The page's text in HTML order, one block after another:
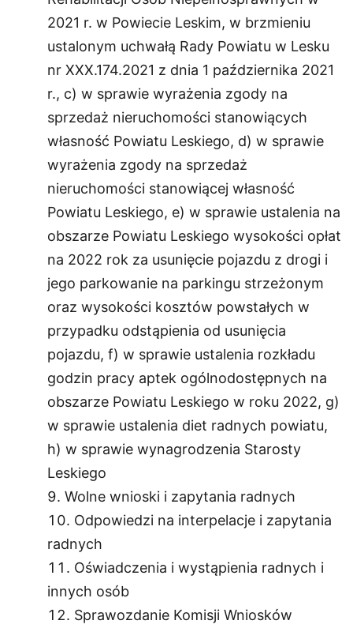
2021 r. w Powiecie Leskim, w brzmieniu
ustalonym uchwałą Rady Powiatu w Lesku
nr XXX.174.2021 z dnia 1 października 2021
r., c) w sprawie wyrażenia zgody na
sprzedaż nieruchomości stanowiących
własność Powiatu Leskiego, d) w sprawie
wyrażenia zgody na sprzedaż
nieruchomości stanowiącej własność
Powiatu Leskiego, e) w sprawie ustalenia na
obszarze Powiatu Leskiego wysokości opłat
na 2022 rok za usunięcie pojazdu z drogi i
jego parkowanie na parkingu strzeżonym
oraz wysokości kosztów powstałych w
przypadku odstąpienia od usunięcia
pojazdu, f) w sprawie ustalenia rozkładu
godzin pracy aptek ogólnodostępnych na
obszarze Powiatu Leskiego w roku 2022, g)
w sprawie ustalenia diet radnych powiatu,
h) w sprawie wynagrodzenia Starosty
Leskiego
Wolne wnioski i zapytania radnych
Odpowiedzi na interpelacje i zapytania
radnych
Oświadczenia i wystąpienia radnych i
innych osób
Sprawozdanie Komisji Wniosków